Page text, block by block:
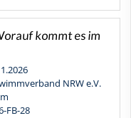
kommt es im
NRW e.V.
FB-28